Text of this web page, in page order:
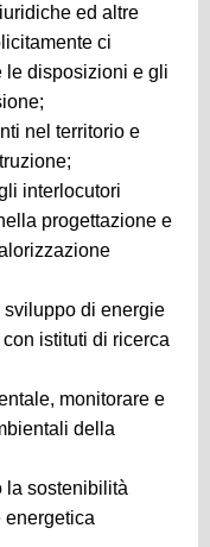
ed altre
ci
le disposizioni e gli
nel territorio e
interlocutori
progettazione e
sviluppo di energie
istituti di ricerca
monitorare e
della
la sostenibilità